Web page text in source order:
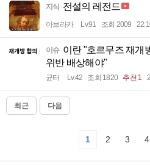
지식 전설의 레전드
아브라카 Lv.91 조회 2009
이슈 이란 "호르무즈 재개
위반 배상해야"
균터 Lv.42 조회 1820 추천 1
최근 다음
1 2 3 4